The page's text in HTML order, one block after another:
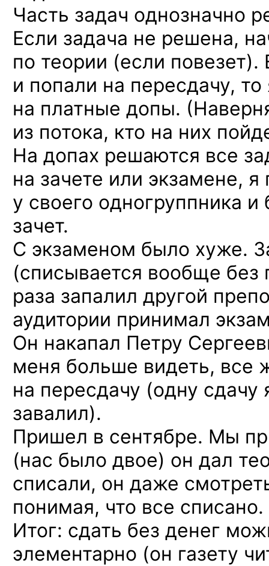
Часть задач однозначно
Если задача не решена,
по теории (если
и попали на пересдачу,
на платные допы.
из потока, кто на них
На допах решаются все
на зачете или экзамене, я
у своего одногруппника и
зачет.
С экзаменом было хуже.
(списывается вообще
раза запалил другой
аудитории принимал
Он накапал Петру
меня больше видеть, все
на пересдачу (одну
завалил).
Пришел в сентябре. Мы
(нас было двое) он дал
списали, он даже
понимая, что все списано.
Итог: сдать без денег
элементарно (он газету